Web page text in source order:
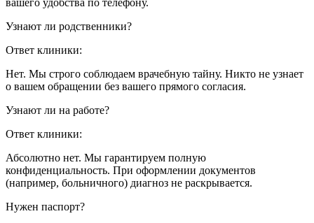
Узнают ли родственники?
Ответ клиники:
Нет. Мы строго соблюдаем врачебную тайну. Никто не узнает
о вашем обращении без вашего прямого согласия.
Узнают ли на работе?
Ответ клиники:
Абсолютно нет. Мы гарантируем полную
конфиденциальность. При оформлении документов
(например, больничного) диагноз не раскрывается.
Нужен паспорт?